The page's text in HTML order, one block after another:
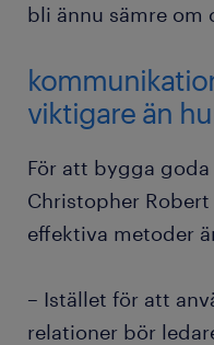
bli ännu sämre om
viktigare än
För att bygga
Christopher
effektiva metoder
– Istället för att
relationer bör